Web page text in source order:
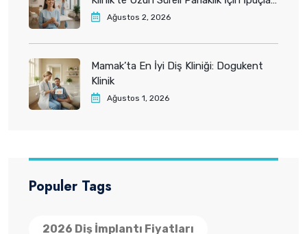
2026Ağustos 2, 2026
Mamak’ta En İyi Diş Kliniği: Dogukent
Klinik
Ağustos 1, 2026
Populer Tags
2026 Diş İmplantı Fiyatları